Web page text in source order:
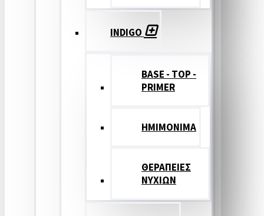
INDIGO
BASE - TOP -
PRIMER
HMIMONIMA
ΘΕΡΑΠΕΙΕΣ
ΝΥΧΙΩΝ